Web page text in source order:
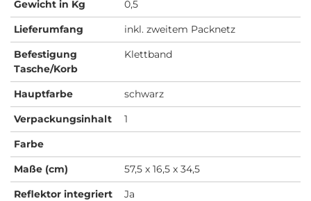
Gewicht in Kg
0,5
Lieferumfang
inkl. zweitem Packnetz
Befestigung
Tasche/Korb
Klettband
Hauptfarbe
schwarz
Verpackungsinhalt
1
Farbe
Maße (cm)
57,5 x 16,5 x 34,5
Reflektor integriert
Ja